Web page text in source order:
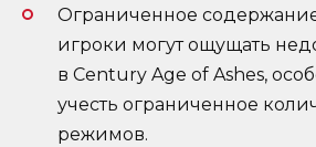
Ограниченное
игроки могут ощущать
в Century Age of Ashes,
учесть ограниченное
режимов.